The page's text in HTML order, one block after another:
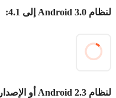
لنظام Android 3.0 إلى 4.1:
لنظام Android 2.3 أو الإصدارات الأقدم: